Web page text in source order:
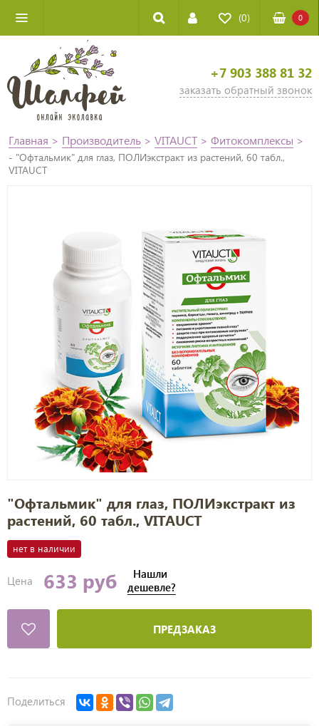
(0) 0
+7 903 388 81 32
заказать обратный звонок
Главная > Производитель > VITAUCT > Фитокомплексы >
- "Офтальмик" для глаз, ПОЛИэкстракт из растений, 60 табл.,
VITAUCT
"Офтальмик" для глаз, ПОЛИэкстракт из
растений, 60 табл., VITAUCT
нет в наличии
Цена 633 руб
Нашли
дешевле?
ПРЕДЗАКАЗ
Поделиться